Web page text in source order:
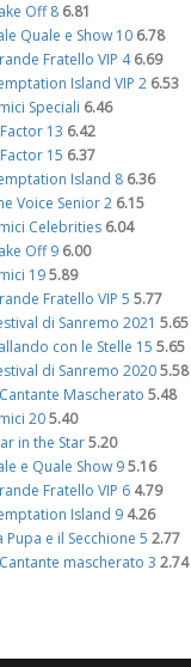
Off 8 6.81
Quale e Show 10 6.78
Fratello VIP 4 6.69
Island VIP 2 6.53
Speciali 6.46
13 6.42
15 6.37
Island 8 6.36
Voice Senior 2 6.15
Celebrities 6.04
Off 9 6.00
19 5.89
Fratello VIP 5 5.77
di Sanremo 2021 5.65
con le Stelle 15 5.65
di Sanremo 2020 5.58
Mascherato 5.48
20 5.40
in the Star 5.20
e Quale Show 9 5.16
Fratello VIP 6 4.79
Island 9 4.26
Pupa e il Secchione 5 2.77
mascherato 3 2.74